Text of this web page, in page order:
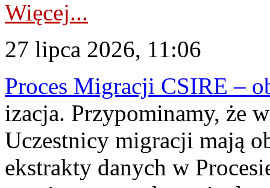
Więcej...
27 lipca 2026, 11:06
Proces Migracji CSIRE –
izacja. Przypominamy, że
Uczestnicy migracji mają
ekstrakty danych w